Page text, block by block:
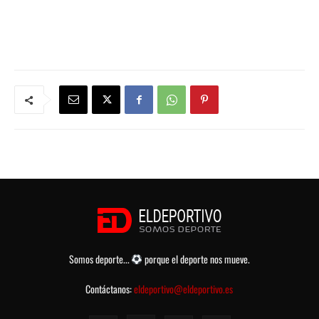
Somos deporte...
porque el deporte nos mueve.
Contáctanos:eldeportivo@eldeportivo.es